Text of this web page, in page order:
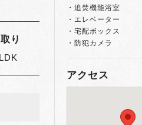
り
・追焚機能浴室
・エレベーター
・宅配ボックス
・防犯カメラ
アクセス